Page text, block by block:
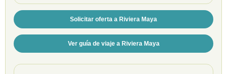
Solicitar oferta a Riviera Maya
Ver guía de viaje a Riviera Maya